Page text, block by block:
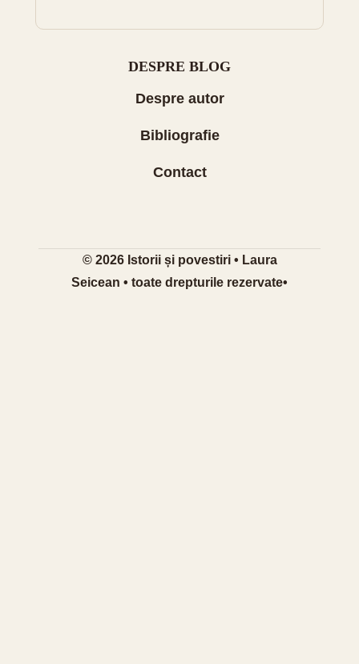
DESPRE BLOG
Despre autor
Bibliografie
Contact
© 2026 Istorii și povestiri • Laura
Seicean • toate drepturile rezervate•